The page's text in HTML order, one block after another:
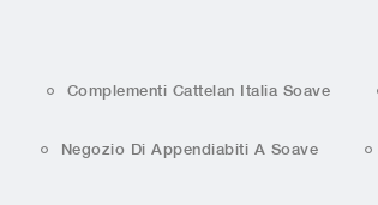
Complementi Cattelan Italia Soave
Negozio Di Appendiabiti A Soave